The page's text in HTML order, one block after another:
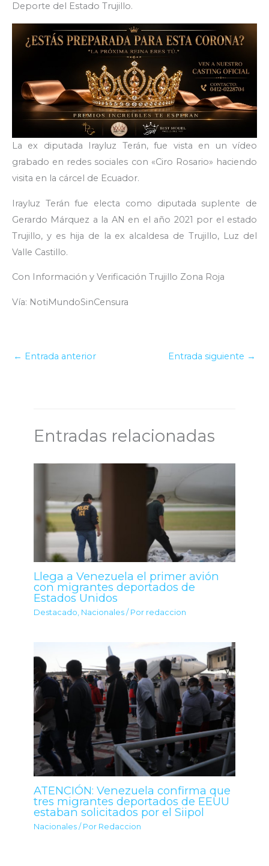
Deporte del Estado Trujillo.
La ex diputada Irayluz Terán, fue vista en un vídeo
grabado en redes sociales con «Ciro Rosario» haciendo
visita en la cárcel de Ecuador.
Irayluz Terán fue electa como diputada suplente de
Gerardo Márquez a la AN en el año 2021 por el estado
Trujillo, y es hija de la ex alcaldesa de Trujillo, Luz del
Valle Castillo.
Con Información y Verificación Trujillo Zona Roja
Vía: NotiMundoSinCensura
← Entrada anterior Entrada siguiente →
Entradas relacionadas
Llega a Venezuela el primer avión
con migrantes deportados de
Estados Unidos
Destacado, Nacionales / Por redaccion
ATENCIÓN: Venezuela confirma que
tres migrantes deportados de EEUU
estaban solicitados por el Siipol
Nacionales / Por Redaccion